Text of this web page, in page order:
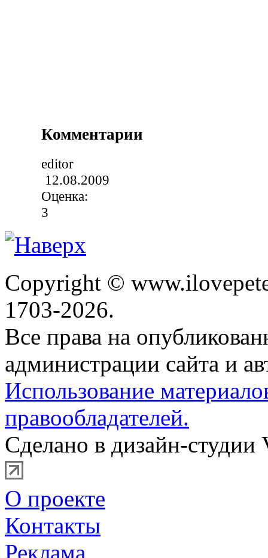
Комментарии
editor
12.08.2009
Оценка:
3
Copyright ©
1703-2026.
Все права на
администрации сайта и
Использование
правообладателей.
Сделано в дизайн-студии
О проекте
Контакты
Реклама